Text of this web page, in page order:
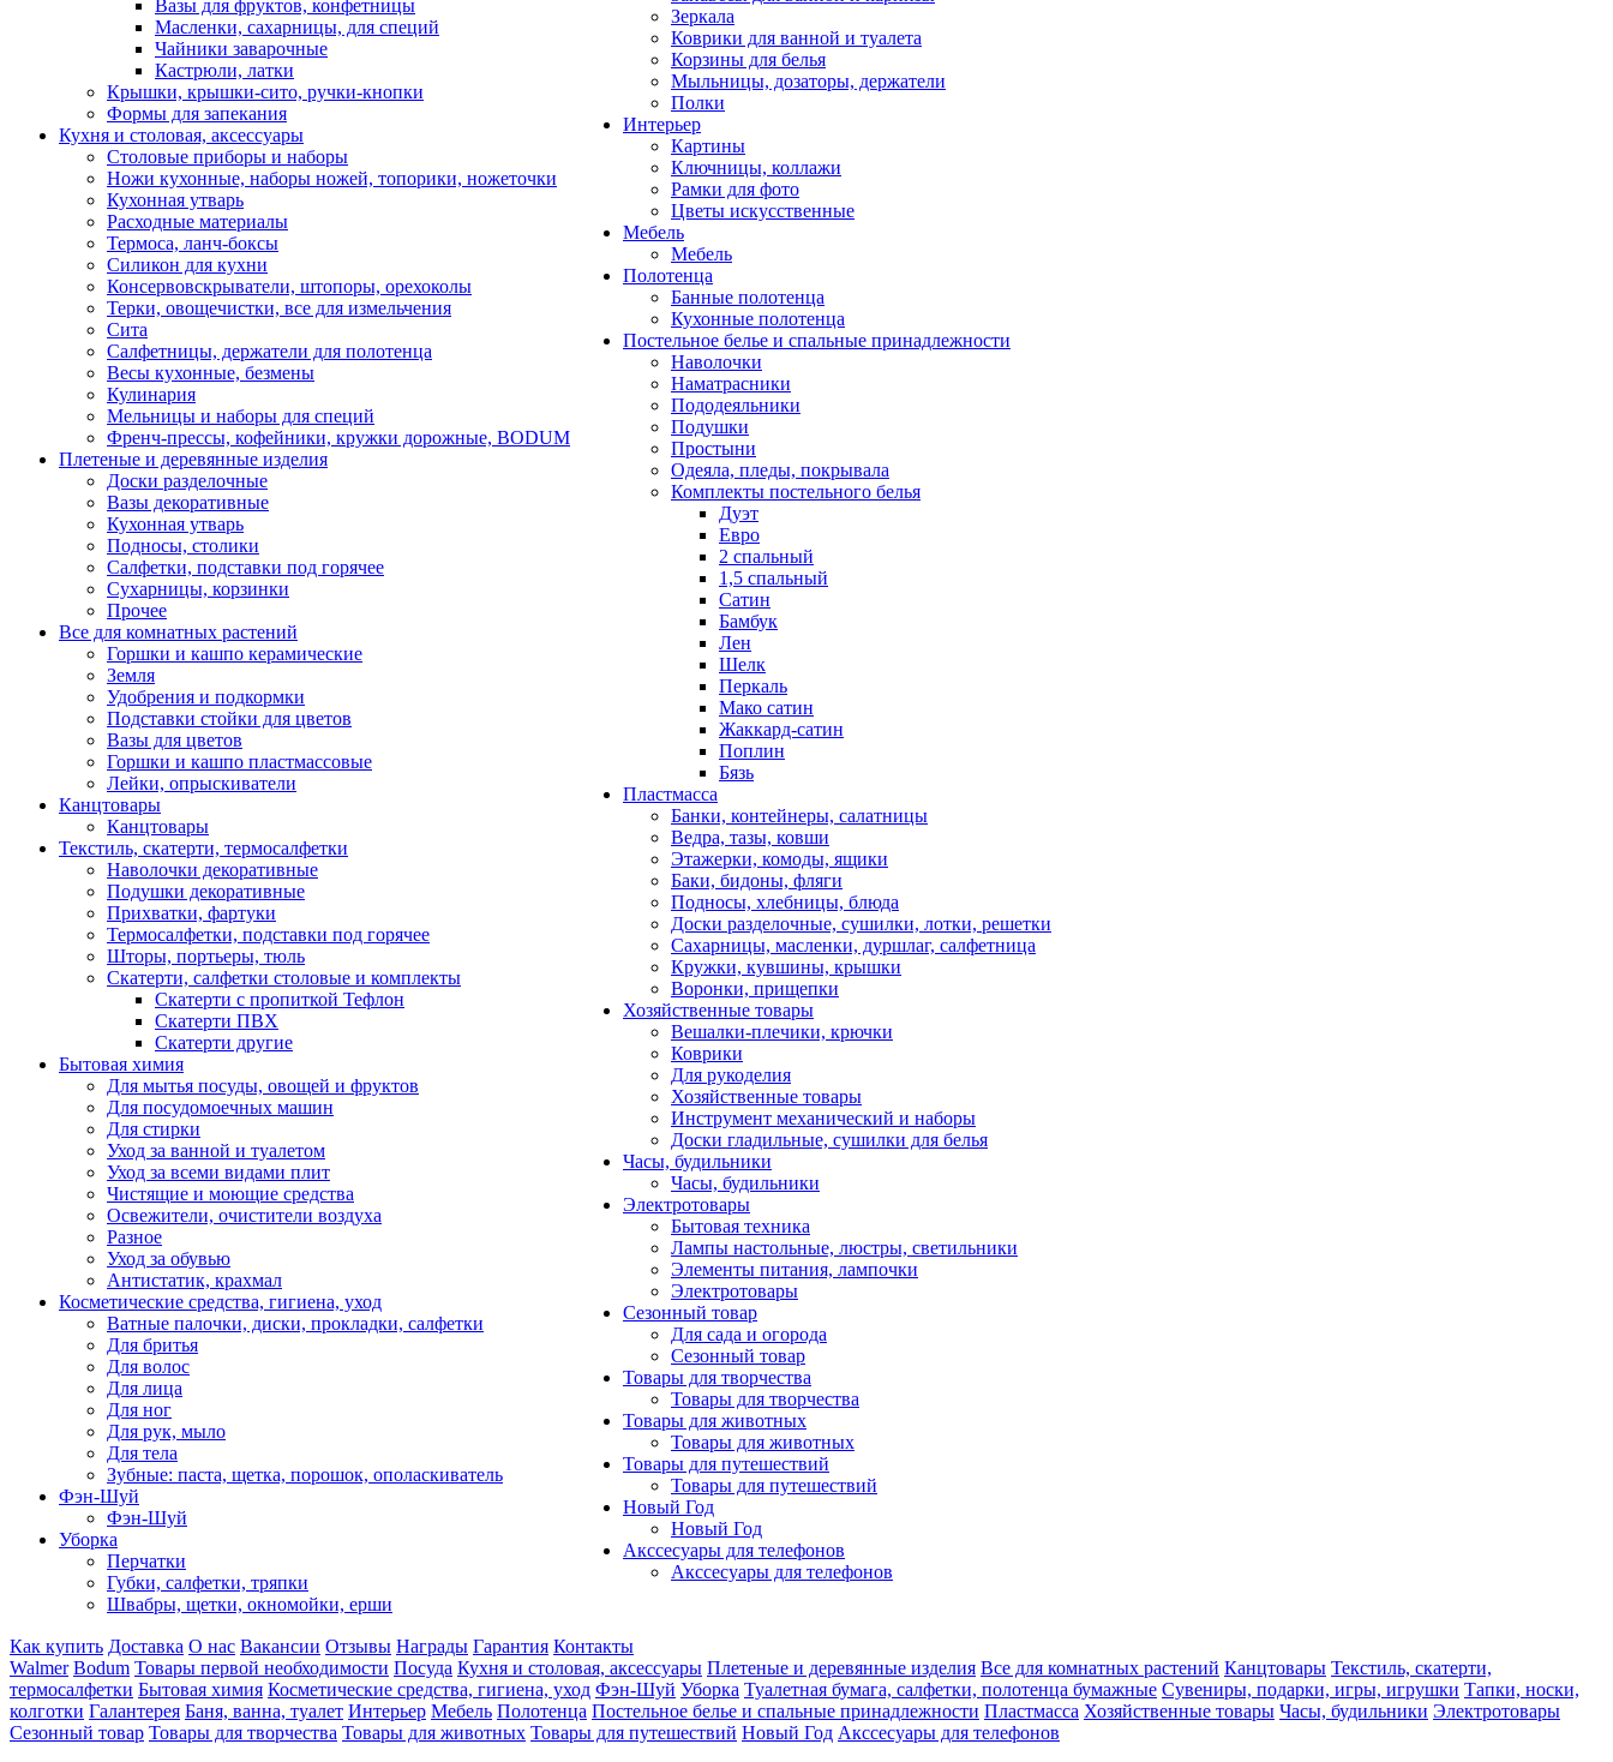
Вазы для фруктов, конфетницы
Масленки, сахарницы, для специй
Чайники заварочные
Кастрюли, латки
Крышки, крышки-сито, ручки-кнопки
Формы для запекания
Кухня и столовая, аксессуары
Столовые приборы и наборы
Ножи кухонные, наборы ножей, топорики, ножеточки
Кухонная утварь
Расходные материалы
Термоса, ланч-боксы
Силикон для кухни
Консервовскрыватели, штопоры, орехоколы
Терки, овощечистки, все для измельчения
Сита
Салфетницы, держатели для полотенца
Весы кухонные, безмены
Кулинария
Мельницы и наборы для специй
Френч-прессы, кофейники, кружки дорожные, BODUM
Плетеные и деревянные изделия
Доски разделочные
Вазы декоративные
Кухонная утварь
Подносы, столики
Салфетки, подставки под горячее
Сухарницы, корзинки
Прочее
Все для комнатных растений
Горшки и кашпо керамические
Земля
Удобрения и подкормки
Подставки стойки для цветов
Вазы для цветов
Горшки и кашпо пластмассовые
Лейки, опрыскиватели
Канцтовары
Канцтовары
Текстиль, скатерти, термосалфетки
Наволочки декоративные
Подушки декоративные
Прихватки, фартуки
Термосалфетки, подставки под горячее
Шторы, портьеры, тюль
Скатерти, салфетки столовые и комплекты
Скатерти с пропиткой Тефлон
Скатерти ПВХ
Скатерти другие
Бытовая химия
Для мытья посуды, овощей и фруктов
Для посудомоечных машин
Для стирки
Уход за ванной и туалетом
Уход за всеми видами плит
Чистящие и моющие средства
Освежители, очистители воздуха
Разное
Уход за обувью
Антистатик, крахмал
Косметические средства, гигиена, уход
Ватные палочки, диски, прокладки, салфетки
Для бритья
Для волос
Для лица
Для ног
Для рук, мыло
Для тела
Зубные: паста, щетка, порошок, ополаскиватель
Фэн-Шуй
Фэн-Шуй
Уборка
Перчатки
Губки, салфетки, тряпки
Швабры, щетки, окномойки, ерши
Зеркала
Коврики для ванной и туалета
Корзины для белья
Мыльницы, дозаторы, держатели
Полки
Интерьер
Картины
Ключницы, коллажи
Рамки для фото
Цветы искусственные
Мебель
Мебель
Полотенца
Банные полотенца
Кухонные полотенца
Постельное белье и спальные принадлежности
Наволочки
Наматрасники
Пододеяльники
Подушки
Простыни
Одеяла, пледы, покрывала
Комплекты постельного белья
Дуэт
Евро
2 спальный
1,5 спальный
Сатин
Бамбук
Лен
Шелк
Перкаль
Мако сатин
Жаккард-сатин
Поплин
Бязь
Пластмасса
Банки, контейнеры, салатницы
Ведра, тазы, ковши
Этажерки, комоды, ящики
Баки, бидоны, фляги
Подносы, хлебницы, блюда
Доски разделочные, сушилки, лотки, решетки
Сахарницы, масленки, дуршлаг, салфетница
Кружки, кувшины, крышки
Воронки, прищепки
Хозяйственные товары
Вешалки-плечики, крючки
Коврики
Для рукоделия
Хозяйственные товары
Инструмент механический и наборы
Доски гладильные, сушилки для белья
Часы, будильники
Часы, будильники
Электротовары
Бытовая техника
Лампы настольные, люстры, светильники
Элементы питания, лампочки
Электротовары
Сезонный товар
Для сада и огорода
Сезонный товар
Товары для творчества
Товары для творчества
Товары для животных
Товары для животных
Товары для путешествий
Товары для путешествий
Новый Год
Новый Год
Акссесуары для телефонов
Акссесуары для телефонов
Как купить Доставка О нас Вакансии Отзывы Награды Гарантия Контакты
Walmer Bodum Товары первой необходимости Посуда Кухня и столовая, аксессуары Плетеные и деревянные изделия Все для комнатных растений Канцтовары Текстиль, скатерти,
термосалфетки Бытовая химия Косметические средства, гигиена, уход Фэн-Шуй Уборка Туалетная бумага, салфетки, полотенца бумажные Сувениры, подарки, игры, игрушки Тапки, носки,
колготки Галантерея Баня, ванна, туалет Интерьер Мебель Полотенца Постельное белье и спальные принадлежности Пластмасса Хозяйственные товары Часы, будильники Электротовары
Сезонный товар Товары для творчества Товары для животных Товары для путешествий Новый Год Акссесуары для телефонов